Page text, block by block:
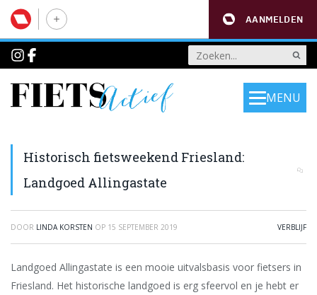
AANMELDEN
MENU
Historisch fietsweekend Friesland:
Landgoed Allingastate
DOOR LINDA KORSTEN OP 15 SEPTEMBER 2019 VERBLIJF
Landgoed Allingastate is een mooie uitvalsbasis voor fietsers in
Friesland. Het historische landgoed is erg sfeervol en je hebt er